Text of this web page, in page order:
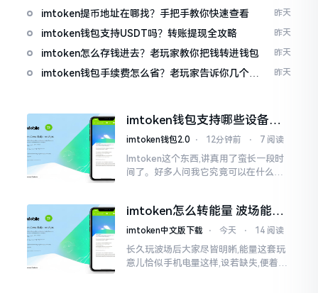
imtoken提币地址在哪找？手把手教你快速查看 昨天
imtoken钱包支持USDT吗？转账提现全攻略 昨天
imtoken怎么存钱进去？老玩家教你把钱转进钱包 昨天
imtoken钱包手续费怎么省？老玩家告诉你几个实
昨天
imtoken钱包支持哪些设备？
手机电脑都能用
imtoken钱包2.0 ⋅ 12分钟前 ⋅ 7 阅读
Imtoken这个东西,讲真用了蛮长一段时
间了。好多人问我它究竟可以在什么设
给予支持
imtoken怎么转能量 波场能量
转换教程
imtoken中文版下载 ⋅ 今天 ⋅ 14 阅读
长久玩波场后大家尽皆明晰,能量这套玩
意儿恰似手机电量这样,设若缺失,便着实